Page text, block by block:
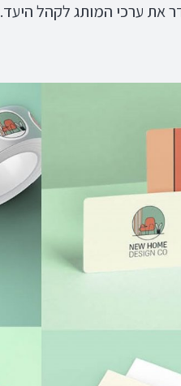
את ערכי המותג לקהל היעד.